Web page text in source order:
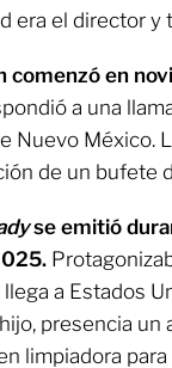
era el director y
comenzó en
a una
Nuevo México.
de un bufete
se emitió
a Estados
presencia un
limpiadora